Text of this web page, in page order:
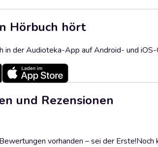
Hörbuch hört
in der Audioteka-App auf Android- und iOS-
und Rezensionen
vorhanden – sei der Erste!Noch